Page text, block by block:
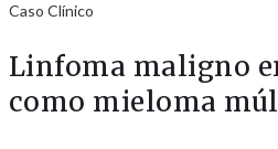
Caso Clínico
Linfoma maligno
como mieloma